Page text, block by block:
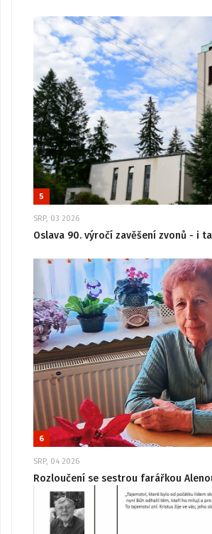
5
SRP, 03 2026
Oslava 90. výročí zavěšení zvonů - i
6
SRP, 04 2026
Rozloučení se sestrou farářkou